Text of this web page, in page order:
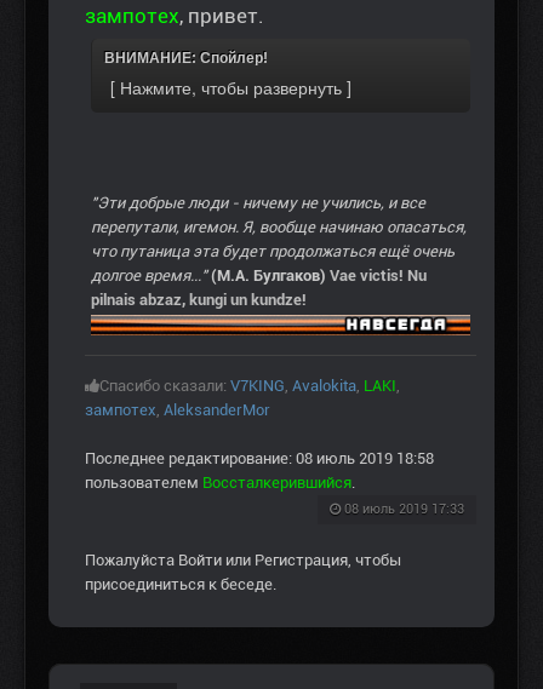
зампотех, привет.
ВНИМАНИЕ: Спойлер!
"Эти добрые люди - ничему не учились, и все
перепутали, игемон. Я, вообще начинаю опасаться,
что путаница эта будет продолжаться ещё очень
долгое время..." (М.А. Булгаков) Vae victis! Nu
pilnais abzaz, kungi un kundze!
Спасибо сказали: V7KING, Avalokita, LAKI,
зампотех, AleksanderMor
Последнее редактирование: 08 июль 2019 18:58
пользователем Воссталкерившийся.
08 июль 2019 17:33
Пожалуйста Войти или Регистрация, чтобы
присоединиться к беседе.